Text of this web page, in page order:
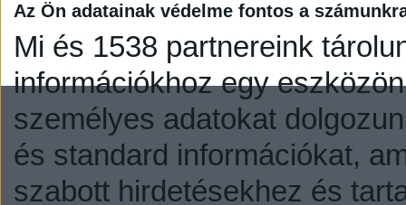
Az Ön adatainak védelme fontos a
Mi és 1538 partnereink
információkhoz egy
személyes adatokat
és standard információkat,
szabott hirdetésekhez és